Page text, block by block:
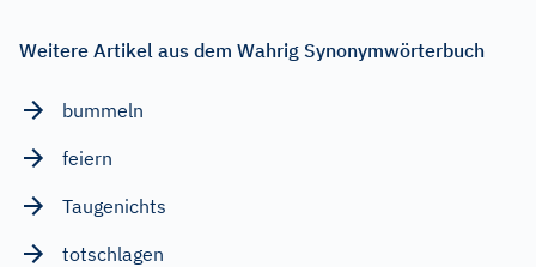
Weitere Artikel aus dem Wahrig Synonymwörterbuch
bummeln
feiern
Taugenichts
totschlagen